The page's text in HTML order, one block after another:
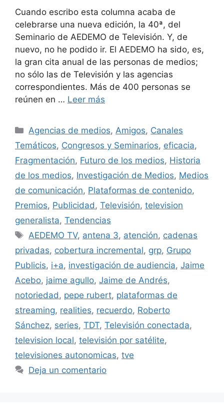
Cuando escribo esta columna acaba de
celebrarse una nueva edición, la 40ª, del
Seminario de AEDEMO de Televisión. Y, de
nuevo, no he podido ir. El AEDEMO ha sido, es,
la gran cita anual de las personas de medios;
no sólo las de Televisión y las agencias
correspondientes. Más de 400 personas se
reúnen en … Leer más
Categorías
Agencias de medios,Amigos, Canales
Temáticos, Congresos y Seminarios, eficacia,
Fragmentación, Futuro de los medios, Historia
de los medios, Investigación de Medios, Medios
de comunicación, Plataformas de contenido,
Premios, Publicidad, Televisión, television
generalista, Tendencias
Etiquetas
AEDEMO TV, antena 3, atención, cadenas
privadas, cobertura incremental, grp, Grupo
Publicis, i+a, investigación de audiencia, Jaime
Acebo, jaime agullo, Jaime de Andrés,
notoriedad, pepe rubert, plataformas de
streaming, realities, recuerdo, Roberto
Sánchez, series, TDT, Televisión conectada,
television local, televisión por satélite,
televisiones autonomicas, tve
Deja un comentario